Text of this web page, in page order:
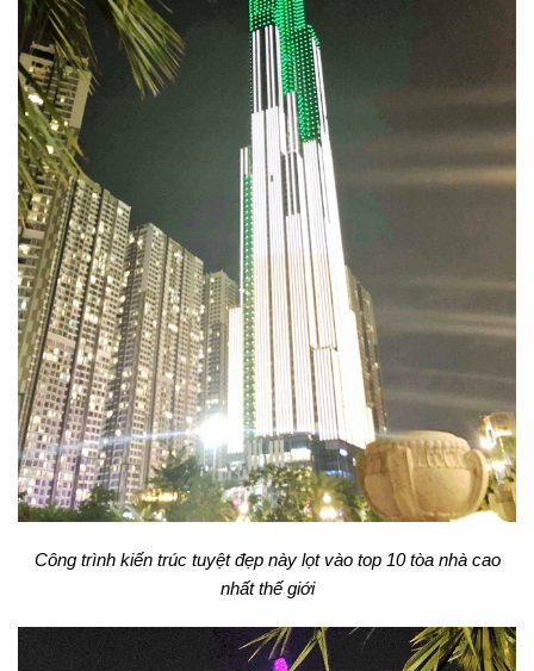
Công trình kiến trúc tuyệt đẹp này lọt vào top 10 tòa nhà cao
nhất thế giới